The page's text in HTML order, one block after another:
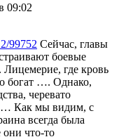
09:02
99752 Сейчас, главы
боевые
где кровь
богат …. Однако,
черевато
Как мы видим, с
всегда была
что-то